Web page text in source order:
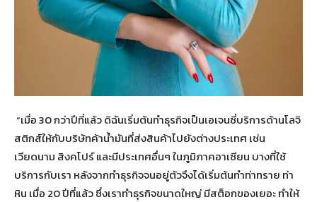
“เมื่อ 30 กว่าปีที่แล้ว ดิฉันเริ่มต้นทำธุรกิจเป็นเอเจนซี่บริการด้านโลจิ
สติกส์ให้กับบริษัทค้าน้ำมันที่ส่งสินค้าไปยังต่างประเทศ เช่น
เวียดนาม สิงคโปร์ และมีประเทศอื่นๆ ในภูมิภาคอาเซียน บางที่ใช้
บริการกับเรา หลังจากทำธุรกิจจนอยู่ตัวจึงได้เริ่มต้นทำท่าทราย ท่า
หิน เมื่อ 20 ปีที่แล้ว ซึ่งเราทำธุรกิจขนาดใหญ่ มีสต็อกของเยอะ ทำให้